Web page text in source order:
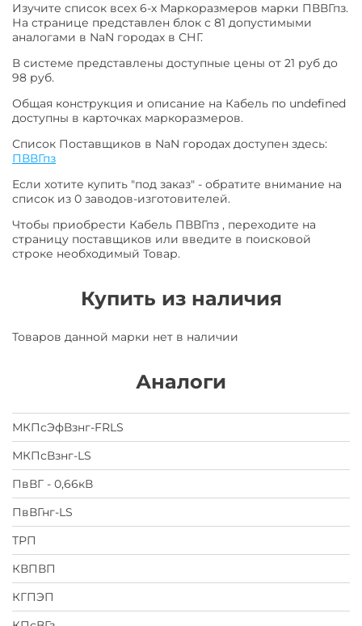
Изучите список всех 6-х Маркоразмеров марки ПВВГпз.
На странице представлен блок с 81 допустимыми
аналогами в NaN городах в СНГ.
В системе представлены доступные цены от 21 руб до
98 руб.
Общая конструкция и описание на Кабель по undefined
доступны в карточках маркоразмеров.
Список Поставщиков в NaN городах доступен здесь:
ПВВГпз
Если хотите купить "под заказ" - обратите внимание на
список из 0 заводов-изготовителей.
Чтобы приобрести Кабель ПВВГпз , переходите на
страницу поставщиков или введите в поисковой
строке необходимый Товар.
Купить из наличия
Товаров данной марки нет в наличии
Аналоги
МКПсЭфВзнг-FRLS
МКПсВзнг-LS
ПвВГ - 0,66кВ
ПвВГнг-LS
ТРП
КВПВП
КГПЭП